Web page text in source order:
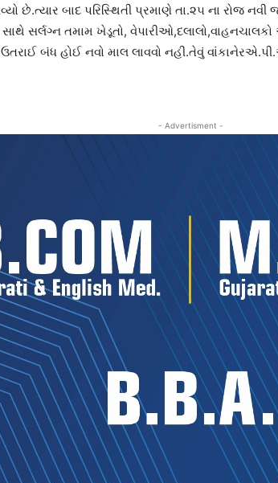
છે.ત્યાર બાદ પરિસ્થિતી પ્રમાણે તા.૨૫ ના રોજ
સાથે સર્લગ્ન તમામ ખેડૂતો,
બંધ હોઈ નવો માલ લાવવો નહી.તેવું
- Advertisment -